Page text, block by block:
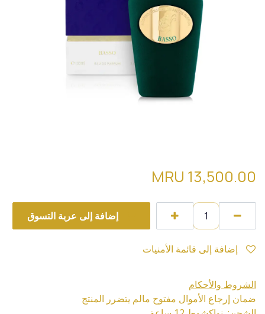
13,500.00
إضافة إلى عربة التسوق
الشروط والأحكام
ضمان إرجاع الأموال مفتوح مالم يتضرر المنتج